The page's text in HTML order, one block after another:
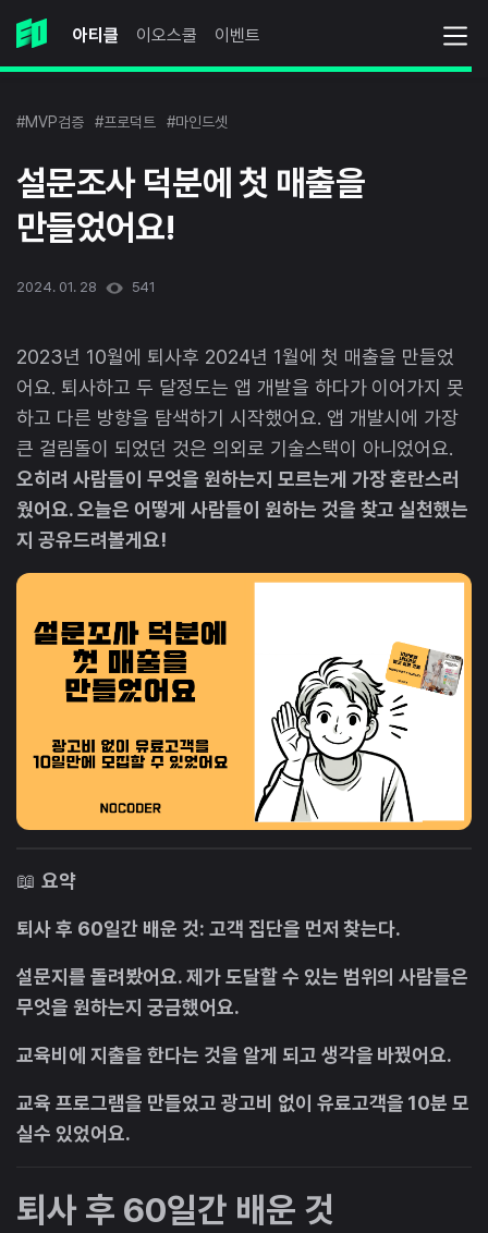
아티클 이오스쿨 이벤트
#MVP검증 #프로덕트 #마인드셋
설문조사 덕분에 첫 매출을
만들었어요!
2024. 01. 28 541
2023년 10월에 퇴사후 2024년 1월에 첫 매출을 만들었
어요. 퇴사하고 두 달정도는 앱 개발을 하다가 이어가지 못
하고 다른 방향을 탐색하기 시작했어요. 앱 개발시에 가장
큰 걸림돌이 되었던 것은 의외로 기술스택이 아니었어요.
오히려 사람들이 무엇을 원하는지 모르는게 가장 혼란스러
웠어요. 오늘은 어떻게 사람들이 원하는 것을 찾고 실천했는
지 공유드려볼게요!
📖 요약
퇴사 후 60일간 배운 것: 고객 집단을 먼저 찾는다.
설문지를 돌려봤어요. 제가 도달할 수 있는 범위의 사람들은
무엇을 원하는지 궁금했어요.
교육비에 지출을 한다는 것을 알게 되고 생각을 바꿨어요.
교육 프로그램을 만들었고 광고비 없이 유료고객을 10분 모
실수 있었어요.
퇴사 후 60일간 배운 것